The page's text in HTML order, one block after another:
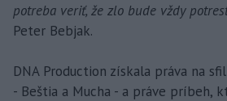
potreba veriť, že zlo bude vždy
Peter Bebjak.
DNA Production získala práva na
- Beštia a Mucha - a práve príbeh,